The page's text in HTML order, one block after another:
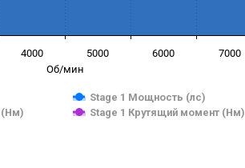
Об/мин
Stage 1 Мощность (лс)
(Нм)
Stage 1 Крутящий момент (Нм)
4000 5000 6000 7000